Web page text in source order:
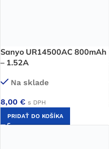
Sanyo UR14500AC 800mAh
– 1.52A
Na sklade
8,00 € s DPH
PRIDAŤ DO KOŠÍKA